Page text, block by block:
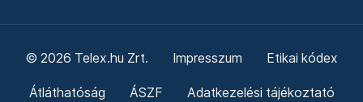
© 2026 Telex.hu Zrt. Impresszum Etikai kódex
Átláthatóság ÁSZF Adatkezelési tájékoztató